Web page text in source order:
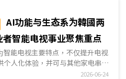
切入，聚焦家用机器人由概念
体而言，智能家居正由过去聯網
动服务、多终端协同与实体AI应
AI功能与生态系为韓國两
者智能电视事业聚焦重点
智能电视主要特点，不仅提升电视
个人化体验，并可与其他家电串联
两大电视业者三星电子(Samsung
2026-06-24